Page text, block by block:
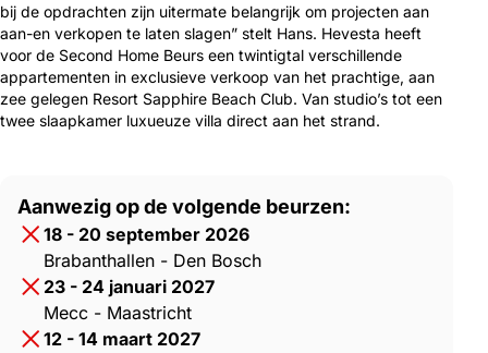
bij de opdrachten zijn uitermate belangrijk om projecten aan
aan-en verkopen te laten slagen” stelt Hans. Hevesta heeft
voor de Second Home Beurs een twintigtal verschillende
appartementen in exclusieve verkoop van het prachtige, aan
zee gelegen Resort Sapphire Beach Club. Van studio’s tot een
twee slaapkamer luxueuze villa direct aan het strand.
Aanwezig op de volgende beurzen:
18 - 20 september 2026
Brabanthallen - Den Bosch
23 - 24 januari 2027
Mecc - Maastricht
12 - 14 maart 2027